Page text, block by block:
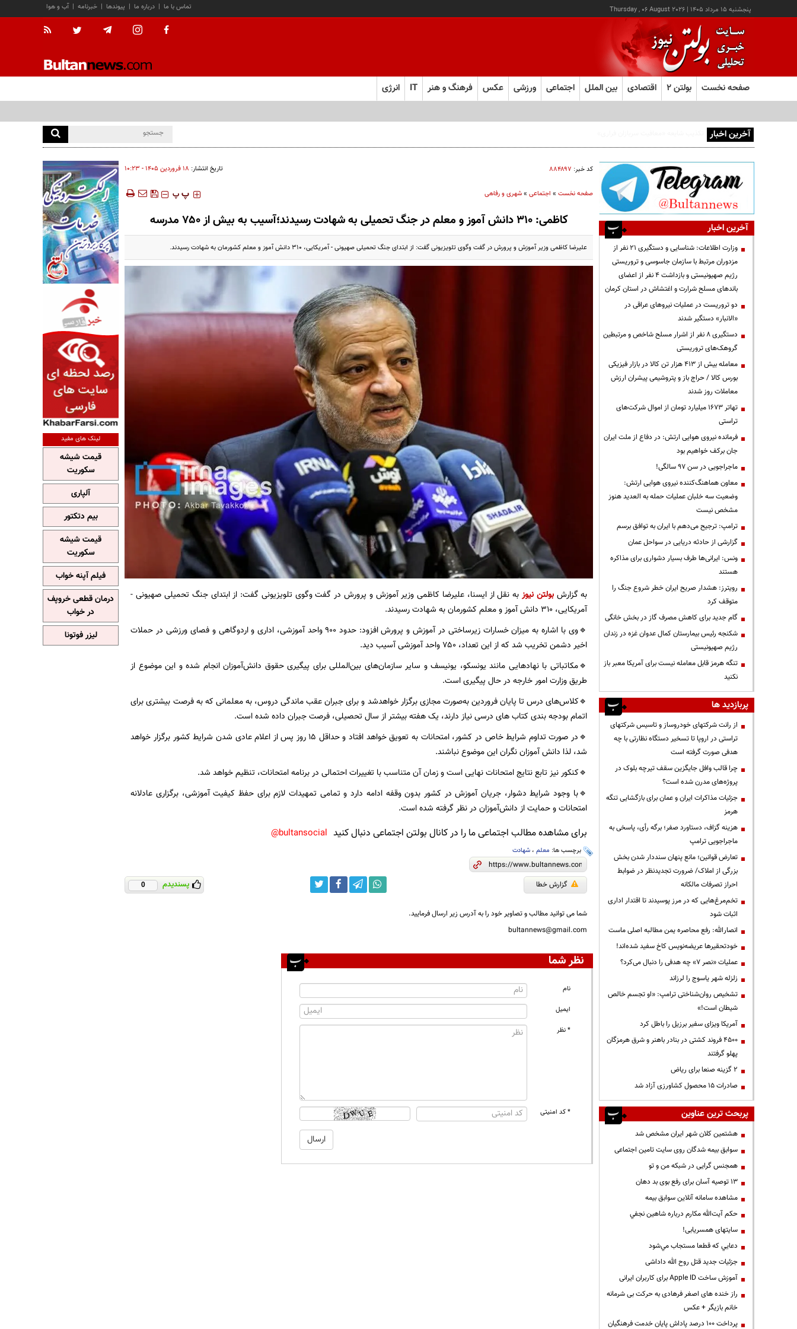
پنجشنبه ۱۵ مرداد ۱۴۰۵ |
Thursday , 06 August 2026 آب و هوا | خبرنامه | پیوندها | درباره ما | تماس با ما
صفحه نخست بولتن ۲ اقتصادی بین الملل اجتماعی ورزشی عکس فرهنگ و هنر IT انرژی
آخرین اخبار
کد خبر: ۸۸۴۸۹۷ تاریخ انتشار: ۱۸ فروردين ۱۴۰۵ - ۱۰:۲۳
صفحه نخست» اجتماعی»شهری و رفاهی ‍‍‍ پ پ
کاظمی: ۳۱۰ دانش آموز و معلم در جنگ تحمیلی به شهادت رسیدند؛آسیب به بیش از ۷۵۰ مدرسه
علیرضا کاظمی وزیر آموزش و پرورش در گفت وگوی تلویزیونی گفت: از ابتدای جنگ تحمیلی صهیونی - آمریکایی، ۳۱۰ دانش آموز و معلم کشورمان به شهادت رسیدند.
به گزارشبولتن نیوز به نقل از ایسنا، علیرضا کاظمی وزیر آموزش و پرورش در گفت وگوی تلویزیونی گفت: از ابتدای جنگ تحمیلی صهیونی -
آمریکایی، ۳۱۰ دانش آموز و معلم کشورمان به شهادت رسیدند.
🔹وی با اشاره به میزان خسارات زیرساختی در آموزش و پرورش افزود: حدود ۹۰۰ واحد آموزشی، اداری و اردوگاهی و فصای ورزشی در حملات
اخیر دشمن تخریب شد که از این تعداد، ۷۵۰ واحد آموزشی آسیب دید.
🔹مکاتباتی با نهادهایی مانند یونسکو، یونیسف و سایر سازمان‌های بین‌المللی برای پیگیری حقوق دانش‌آموزان انجام شده و این موضوع از
طریق وزارت امور خارجه در حال پیگیری است.
🔹کلاس‌های درس تا پایان فروردین به‌صورت مجازی برگزار خواهدشد و برای جبران عقب‌ ماندگی‌ دروس، به معلمانی که به فرصت بیشتری برای
اتمام بودجه بندی کتاب های درسی نیاز دارند، یک هفته بیشتر از سال تحصیلی، فرصت جبران داده شده است.
🔹در صورت تداوم شرایط خاص در کشور، امتحانات به تعویق خواهد افتاد و حداقل ۱۵ روز پس از اعلام عادی شدن شرایط کشور برگزار خواهد
شد، لذا دانش آموزان نگران این موضوع نباشند.
🔹کنکور نیز تابع نتایج امتحانات نهایی است و زمان آن متناسب با تغییرات احتمالی در برنامه امتحانات، تنظیم خواهد شد.
🔹با وجود شرایط دشوار، جریان آموزش در کشور بدون وقفه ادامه دارد و تمامی تمهیدات لازم برای حفظ کیفیت آموزشی، برگزاری عادلانه
امتحانات و حمایت از دانش‌آموزان در نظر گرفته شده است.
برای مشاهده مطالب اجتماعی ما را در کانال بولتن اجتماعی دنبال کنید bultansocial@
برچسب ها: معلم، شهادت
گزارش خطا پسندیدم 0
شما می توانید مطالب و تصاویر خود را به آدرس زیر ارسال فرمایید.
bultannews@gmail.com
نظر شما
نام
ایمیل
* نظر
* کد امنیتی
آخرین اخبار
وزارت اطلاعات: شناسایی و دستگیری ۲۱ نفر از
مزدوران مرتبط با سازمان جاسوسی و تروریستی
رژیم صهیونیستی و بازداشت ۴ نفر از اعضای
باندهای مسلح شرارت و اغتشاش در استان کرمان
دو تروریست در عملیات نیروهای عراقی در
«الانبار» دستگیر شدند
دستگیری ۸ نفر از اشرار مسلح شاخص و مرتبطین
گروهک‌های تروریستی
معامله بیش از ۴۱۳ هزار تن کالا در بازار فیزیکی
بورس کالا / حراج باز و پتروشیمی پیشران ارزش
معاملات روز شدند
تهاتر ۱۶۷۳ میلیارد تومان از اموال شرکت‌های
تراستی
فرمانده نیروی هوایی ارتش: در دفاع از ملت ایران
جان برکف خواهیم بود
ماجراجویی در سن ۹۷ سالگی!
معاون هماهنگ‌کننده نیروی هوایی ارتش:
وضعیت سه خلبان عملیات حمله به العدید هنوز
مشخص نیست
ترامپ: ترجیح می‌دهم با ایران به توافق برسم
گزارشی از حادثه دریایی در سواحل عمان
ونس: ایرانی‌ها طرف بسیار دشواری برای مذاکره
هستند
رویترز: هشدار صریح ایران خطر شروع جنگ را
متوقف کرد
گام جدید برای کاهش مصرف گاز در بخش خانگی
شکنجه رئیس بیمارستان کمال عدوان غزه در زندان
رژیم صهیونیستی
تنگه هرمز قابل معامله نیست برای آمریکا معبر باز
نکنید
پربازدید ها
از رانت‌ شرکتهای خودروساز و تاسیس شرکتهای
تراستی در اروپا تا تسخیر دستگاه نظارتی با چه
هدفی صورت گرفته است
چرا قالب وافل جایگزین سقف تیرچه بلوک در
پروژه‌های مدرن شده است؟
جزئیات مذاکرات ایران و عمان برای بازگشایی تنگه
هرمز
هزینه گزاف، دستاورد صفر؛ برگه رأی، پاسخی به
ماجراجویی ترامپ
تعارض قوانین؛ مانع پنهان سنددار شدن بخش
بزرگی از املاک/ ضرورت تجدیدنظر در ضوابط
احراز تصرفات مالکانه
تخم‌مرغ‌هایی که در مرز پوسیدند تا اقتدار اداری
اثبات شود
انصارالله: رفع محاصره یمن مطالبه اصلی ماست
خودتحقیرها عریضه‌نویس کاخ سفید شده‌اند!
عملیات «نصر ۷» چه هدفی را دنبال می‌کرد؟
زلزله شهر یاسوج را لرزاند
تشخیص روان‌شناختی ترامپ: «او تجسم خالص
شیطان است!»
آمریکا ویزای سفیر برزیل را باطل کرد
۴۵۰۰ فروند کشتی در بنادر باهنر و شرق هرمزگان
پهلو گرفتند
۲ گزینه صنعا برای ریاض
صادرات ۱۵ محصول کشاورزی آزاد شد
پربحث ترین عناوین
هشتمین کلان شهر ایران مشخص شد
سوابق بیمه شدگان روی سایت تامین اجتماعی
همجنس گرایی در شبکه من و تو
13 توصیه آسان برای رفع بوی بد دهان
مشاهده سامانه آنلاين سوابق بیمه
حكم آيت‌الله مكارم درباره شاهين نجفي
سایتهای همسریابی!
دعايي كه قطعا مستجاب مي‌شود
جزئیات جدید قتل روح الله داداشی
آموزش ساخت Apple ID برای کاربران ایرانی
راز خنده های اصغر فرهادی به حرکت بی شرمانه
خانم بازیگر + عکس
پرداخت ۱۰۰ درصد پاداش پایان خدمت فرهنگیان
لینک های مفید
قیمت شیشه
سکوریت
آلپاری
بیم دتکتور
قیمت شیشه
سکوریت
فیلم آپنه خواب
درمان قطعی خروپف
در خواب
لیزر فوتونا